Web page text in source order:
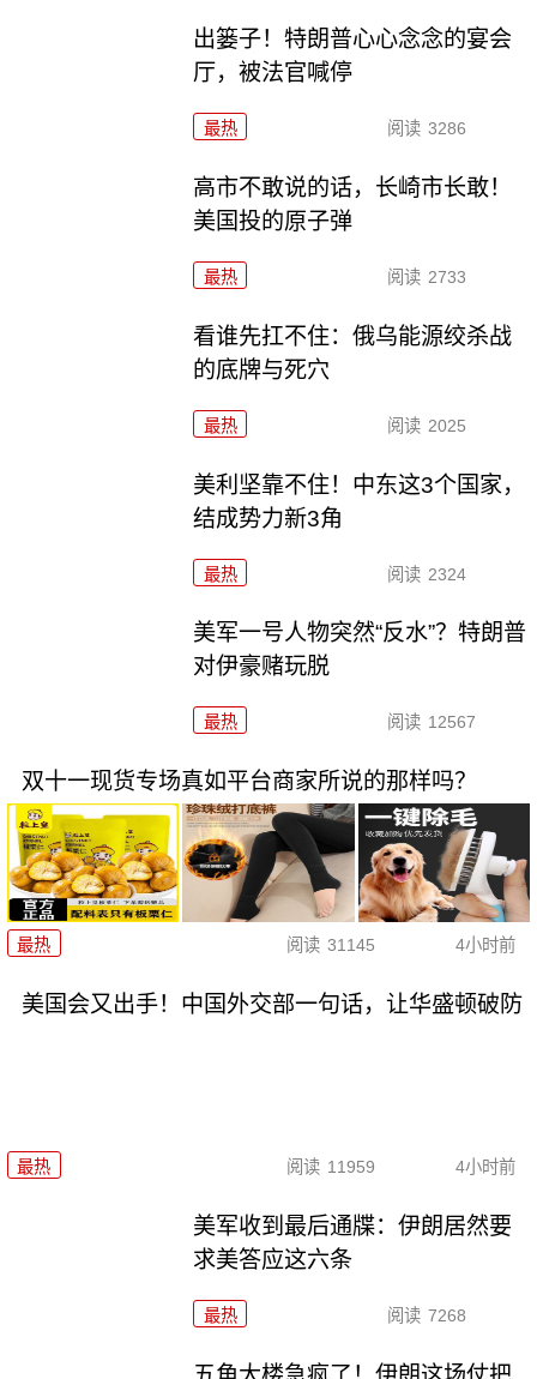
出篓子！特朗普心心念念的宴会
厅，被法官喊停
最热 阅读 3286
高市不敢说的话，长崎市长敢！
美国投的原子弹
最热 阅读 2733
看谁先扛不住：俄乌能源绞杀战
的底牌与死穴
最热 阅读 2025
美利坚靠不住！中东这3个国家，
结成势力新3角
最热 阅读 2324
美军一号人物突然“反水”？特朗普
对伊豪赌玩脱
最热 阅读 12567
双十一现货专场真如平台商家所说的那样吗？
最热 阅读 31145 4小时前
美国会又出手！中国外交部一句话，让华盛顿破防
最热 阅读 11959 4小时前
美军收到最后通牒：伊朗居然要
求美答应这六条
最热 阅读 7268